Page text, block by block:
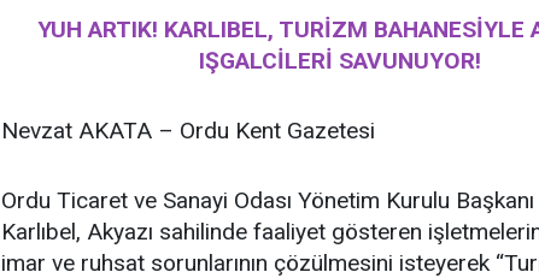
YUH ARTIK! KARLIBEL, TURİZM BAHANESİYLE
IŞGALCİLERİ SAVUNUYOR!
Nevzat AKATA – Ordu Kent Gazetesi
Ordu Ticaret ve Sanayi Odası Yönetim Kurulu
Karlıbel, Akyazı sahilinde faaliyet gösteren işletmelerin
imar ve ruhsat sorunlarının çözülmesini isteyerek